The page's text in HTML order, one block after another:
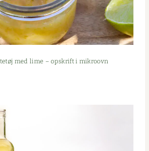
med lime – opskrift i mikroovn